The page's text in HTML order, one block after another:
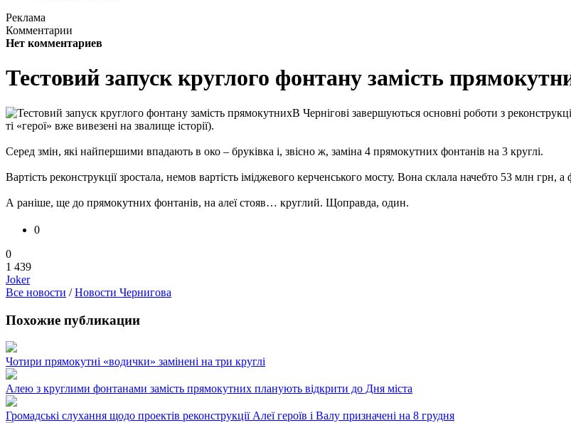
Реклама
Комментарии
Нет комментариев
Тестовий запуск круглого фонтану замість
В Чернігові завершуються основні роботи з
ті «герої» вже вивезені на звалище історії).
Серед змін, які найпершими впадають в око – бруківка і, звісно ж, заміна 4 прямокутних фонтанів на 3 круглі.
Вартість реконструкції зростала, немов вартість іміджевого керченського мосту. Вона склала начебто 53 млн
А раніше, ще до прямокутних фонтанів, на алеї стояв… круглий. Щоправда, один.
0
0
1 439
Joker
Все новости /Новости Чернигова
Похожие публикации
Чотири прямокутні «водички» замінені на три круглі
Алею з круглими фонтанами замість прямокутних планують відкрити до Дня міста
Громадські слухання щодо проектів реконструкції Алеї героїв і Валу призначені на 8 грудня